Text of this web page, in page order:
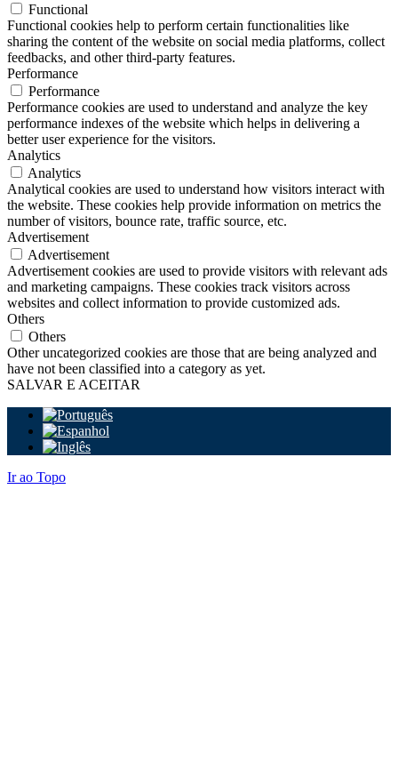
Functional
Functional cookies help to perform certain functionalities like
sharing the content of the website on social media platforms, collect
feedbacks, and other third-party features.
Performance
Performance
Performance cookies are used to understand and analyze the key
performance indexes of the website which helps in delivering a
better user experience for the visitors.
Analytics
Analytics
Analytical cookies are used to understand how visitors interact with
the website. These cookies help provide information on metrics the
number of visitors, bounce rate, traffic source, etc.
Advertisement
Advertisement
Advertisement cookies are used to provide visitors with relevant ads
and marketing campaigns. These cookies track visitors across
websites and collect information to provide customized ads.
Others
Others
Other uncategorized cookies are those that are being analyzed and
have not been classified into a category as yet.
SALVAR E ACEITAR
Ir ao Topo